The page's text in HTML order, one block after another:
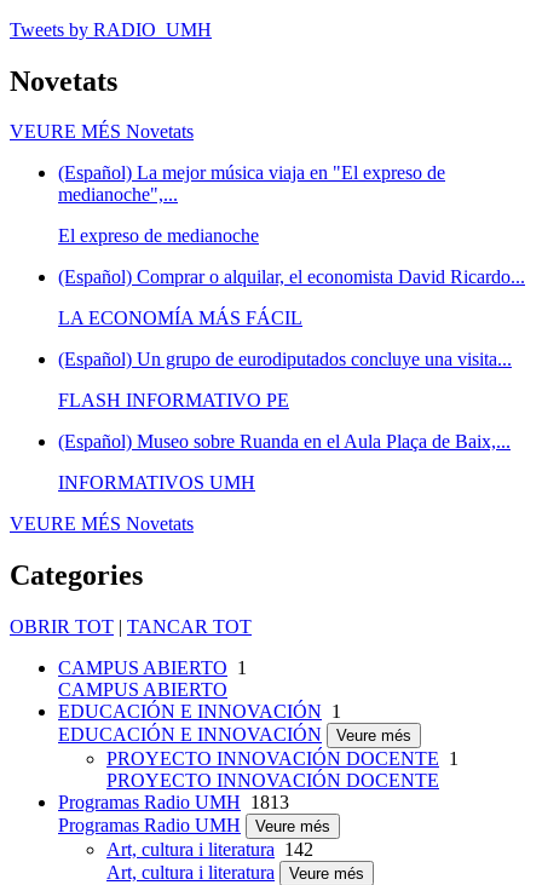
Tweets by RADIO_UMH
Novetats
VEURE MÉS Novetats
(Español) La mejor música viaja en "El expreso de
medianoche",...
El expreso de medianoche
(Español) Comprar o alquilar, el economista David Ricardo...
LA ECONOMÍA MÁS FÁCIL
(Español) Un grupo de eurodiputados concluye una visita...
FLASH INFORMATIVO PE
(Español) Museo sobre Ruanda en el Aula Plaça de Baix,...
INFORMATIVOS UMH
VEURE MÉS Novetats
Categories
OBRIR TOT | TANCAR TOT
CAMPUS ABIERTO 1
CAMPUS ABIERTO
EDUCACIÓN E INNOVACIÓN 1
EDUCACIÓN E INNOVACIÓN
Veure més
PROYECTO INNOVACIÓN DOCENTE 1
PROYECTO INNOVACIÓN DOCENTE
Programas Radio UMH 1813
Programas Radio UMH
Veure més
Art, cultura i literatura 142
Art, cultura i literatura
Veure més